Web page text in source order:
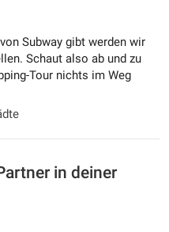
Subway gibt werden wir
Schaut also ab und zu
Tour nichts im Weg
in deiner